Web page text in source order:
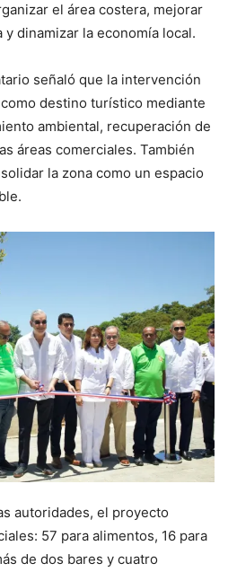
el área costera, mejorar
dinamizar la economía local.
señaló que la intervención
destino turístico mediante
ambiental, recuperación de
áreas comerciales. También
la zona como un espacio
autoridades, el proyecto
57 para alimentos, 16 para
de dos bares y cuatro